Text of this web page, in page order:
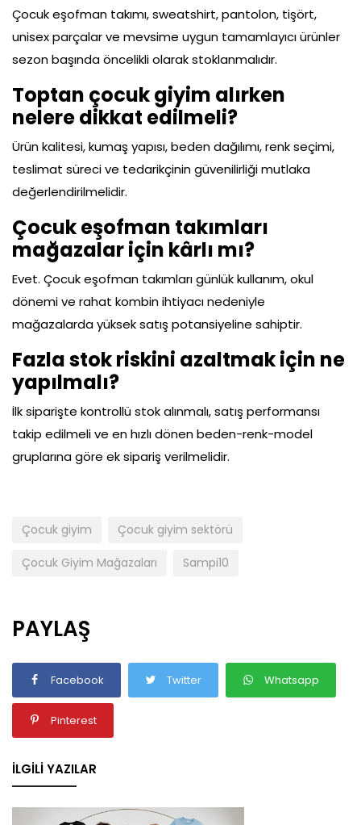
Çocuk eşofman takımı, sweatshirt, pantolon, tişört,
unisex parçalar ve mevsime uygun tamamlayıcı ürünler
sezon başında öncelikli olarak stoklanmalıdır.
Toptan çocuk giyim alırken
nelere dikkat edilmeli?
Ürün kalitesi, kumaş yapısı, beden dağılımı, renk seçimi,
teslimat süreci ve tedarikçinin güvenilirliği mutlaka
değerlendirilmelidir.
Çocuk eşofman takımları
mağazalar için kârlı mı?
Evet. Çocuk eşofman takımları günlük kullanım, okul
dönemi ve rahat kombin ihtiyacı nedeniyle
mağazalarda yüksek satış potansiyeline sahiptir.
Fazla stok riskini azaltmak için ne
yapılmalı?
İlk siparişte kontrollü stok alınmalı, satış performansı
takip edilmeli ve en hızlı dönen beden-renk-model
gruplarına göre ek sipariş verilmelidir.
Çocuk giyim Çocuk giyim sektörü
Çocuk Giyim Mağazaları Sampi10
PAYLAŞ
Facebook Twitter Whatsapp
Pinterest
İLGILI YAZILAR